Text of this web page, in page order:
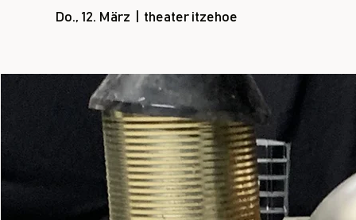
Do., 12. März theater itzehoe